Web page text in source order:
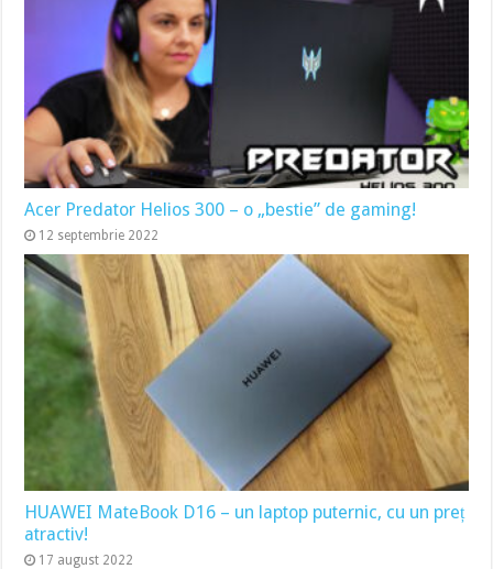
Acer Predator Helios 300 – o „bestie” de gaming!
12 septembrie 2022
HUAWEI MateBook D16 – un laptop puternic, cu un preț
atractiv!
17 august 2022